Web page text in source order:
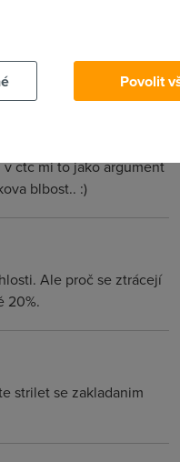
jedna pani povidala....
v ctc mi to jako argument
blbost.. :)
Ale proč se ztrácejí
20%.
strilet se zakladanim
Povolit